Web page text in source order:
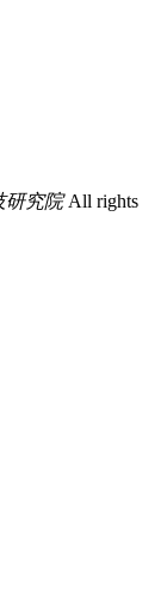
研究院All rights